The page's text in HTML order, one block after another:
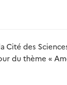
Cité des
du thème «